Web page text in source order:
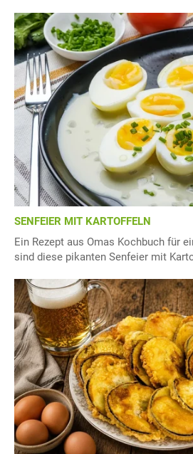
SENFEIER MIT KARTOFFELN
Ein Rezept aus Omas Kochbuch für
sind diese pikanten Senfeier mit